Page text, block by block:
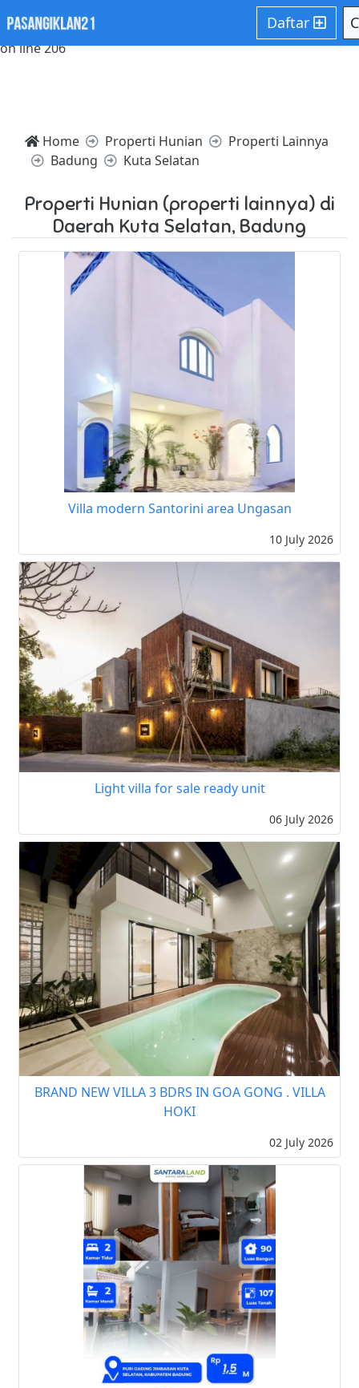
Notice: Trying to access array offset on value of type null in
/home/websiteden/public_html/pasangiklan21.com/core/
on line 206
Daftar
Home Properti Hunian
Properti Lainnya
Badung
Kuta Selatan
Properti Hunian (properti lainnya) di
Daerah Kuta Selatan, Badung
Villa modern Santorini area Ungasan
10 July 2026
Light villa for sale ready unit
06 July 2026
BRAND NEW VILLA 3 BDRS IN GOA GONG . VILLA
HOKI
02 July 2026